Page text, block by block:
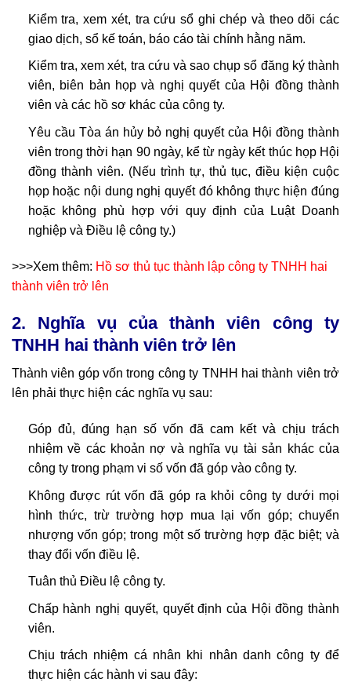
Kiểm tra, xem xét, tra cứu sổ ghi chép và theo dõi các
giao dịch, sổ kế toán, báo cáo tài chính hằng năm.
Kiểm tra, xem xét, tra cứu và sao chụp sổ đăng ký thành
viên, biên bản họp và nghị quyết của Hội đồng thành
viên và các hồ sơ khác của công ty.
Yêu cầu Tòa án hủy bỏ nghị quyết của Hội đồng thành
viên trong thời hạn 90 ngày, kể từ ngày kết thúc họp Hội
đồng thành viên. (Nếu trình tự, thủ tục, điều kiện cuộc
họp hoặc nội dung nghị quyết đó không thực hiện đúng
hoặc không phù hợp với quy định của Luật Doanh
nghiệp và Điều lệ công ty.)
>>>Xem thêm: Hồ sơ thủ tục thành lập công ty TNHH hai
thành viên trở lên
2. Nghĩa vụ của thành viên công ty
TNHH hai thành viên trở lên
Thành viên góp vốn trong công ty TNHH hai thành viên trở
lên phải thực hiện các nghĩa vụ sau:
Góp đủ, đúng hạn số vốn đã cam kết và chịu trách
nhiệm về các khoản nợ và nghĩa vụ tài sản khác của
công ty trong phạm vi số vốn đã góp vào công ty.
Không được rút vốn đã góp ra khỏi công ty dưới mọi
hình thức, trừ trường hợp mua lại vốn góp; chuyển
nhượng vốn góp; trong một số trường hợp đặc biệt; và
thay đổi vốn điều lệ.
Tuân thủ Điều lệ công ty.
Chấp hành nghị quyết, quyết định của Hội đồng thành
viên.
Chịu trách nhiệm cá nhân khi nhân danh công ty để
thực hiện các hành vi sau đây: